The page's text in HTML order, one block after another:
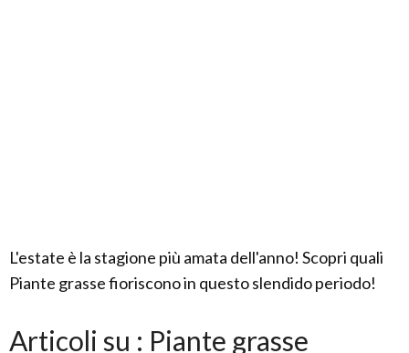
L'estate è la stagione più amata dell'anno! Scopri quali
Piante grasse fioriscono in questo slendido periodo!
Articoli su : Piante grasse